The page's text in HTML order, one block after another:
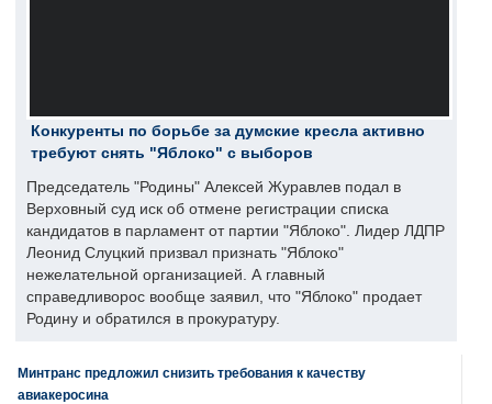
Конкуренты по борьбе за думские кресла активно
требуют снять "Яблоко" с выборов
Председатель "Родины" Алексей Журавлев подал в
Верховный суд иск об отмене регистрации списка
кандидатов в парламент от партии "Яблоко". Лидер ЛДПР
Леонид Слуцкий призвал признать "Яблоко"
нежелательной организацией. А главный
справедливорос вообще заявил, что "Яблоко" продает
Родину и обратился в прокуратуру.
Минтранс предложил снизить требования к качеству
авиакеросина